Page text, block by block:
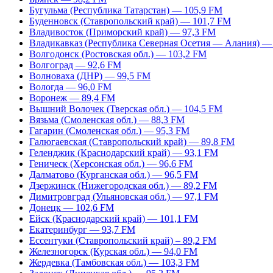
Бугульма (Республика Татарстан) — 105,9 FM
Буденновск (Ставропольский край) — 101,7 FM
Владивосток (Приморский край) — 97,3 FM
Владикавказ (Республика Северная Осетия — Алания)
Волгодонск (Ростовская обл.) — 103,2 FM
Волгоград — 92,6 FM
Волноваха (ДНР) — 99,5 FM
Вологда — 96,0 FM
Воронеж — 89,4 FM
Вышний Волочек (Тверская обл.) — 104,5 FM
Вязьма (Смоленская обл.) — 88,3 FM
Гагарин (Смоленская обл.) — 95,3 FM
Галюгаевская (Ставропольский край) — 89,8 FM
Геленджик (Краснодарский край) — 93,1 FM
Геническ (Херсонская обл.) — 96,6 FM
Далматово (Курганская обл.) — 96,5 FM
Дзержинск (Нижегородская обл.) — 89,2 FM
Димитровград (Ульяновская обл.) — 97,1 FM
Донецк — 102,6 FM
Ейск (Краснодарский край) — 101,1 FM
Екатеринбург — 93,7 FM
Ессентуки (Ставропольский край) – 89,2 FM
Железногорск (Курская обл.) — 94,0 FM
Жердевка (Тамбовская обл.) — 103,3 FM